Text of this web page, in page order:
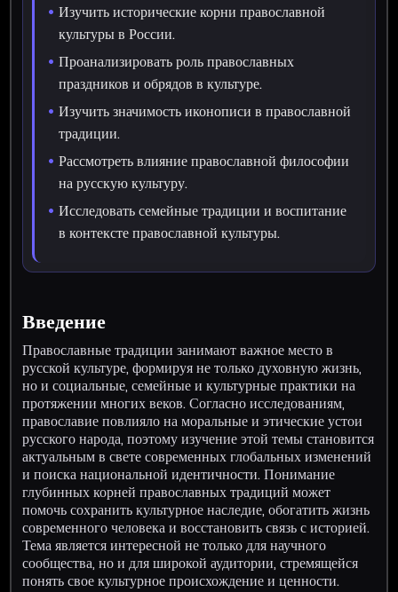
Изучить исторические корни православной
культуры в России.
Проанализировать роль православных
праздников и обрядов в культуре.
Изучить значимость иконописи в православной
традиции.
Рассмотреть влияние православной философии
на русскую культуру.
Исследовать семейные традиции и воспитание
в контексте православной культуры.
Введение
Православные традиции занимают важное место в
русской культуре, формируя не только духовную жизнь,
но и социальные, семейные и культурные практики на
протяжении многих веков. Согласно исследованиям,
православие повлияло на моральные и этические устои
русского народа, поэтому изучение этой темы становится
актуальным в свете современных глобальных изменений
и поиска национальной идентичности. Понимание
глубинных корней православных традиций может
помочь сохранить культурное наследие, обогатить жизнь
современного человека и восстановить связь с историей.
Тема является интересной не только для научного
сообщества, но и для широкой аудитории, стремящейся
понять свое культурное происхождение и ценности.